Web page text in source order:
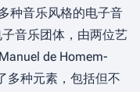
种音乐风格的电子音
音乐团体，由两位艺
de Homem-
多种元素，包括但不